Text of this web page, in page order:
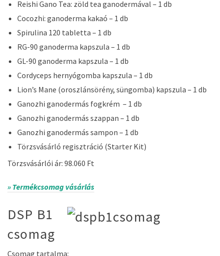
Reishi Gano Tea: zöld tea ganodermával – 1 db
Cocozhi: ganoderma kakaó – 1 db
Spirulina 120 tabletta – 1 db
RG-90 ganoderma kapszula – 1 db
GL-90 ganoderma kapszula – 1 db
Cordyceps hernyógomba kapszula – 1 db
Lion’s Mane (oroszlánsörény, süngomba) kapszula – 1 db
Ganozhi ganodermás fogkrém – 1 db
Ganozhi ganodermás szappan – 1 db
Ganozhi ganodermás sampon – 1 db
Törzsvásárló regisztráció (Starter Kit)
Törzsvásárlói ár: 98.060 Ft
» Termékcsomag vásárlás
DSP B1
csomag
Csomag tartalma: